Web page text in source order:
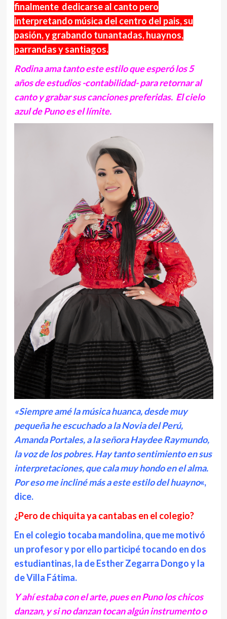
finalmente dedicarse al canto pero
interpretando música del centro del pais, su
pasión, y grabando tunantadas, huaynos,
parrandas y santiagos.
Rodina ama tanto este estilo que esperó los 5
años de estudios -contabilidad- para retornar al
canto y grabar sus canciones preferidas. El cielo
azul de Puno es el límite.
«Siempre amé la música huanca, desde muy
pequeña he escuchado a la Novia del Perú,
Amanda Portales, a la señora Haydee Raymundo,
la voz de los pobres. Hay tanto sentimiento en sus
interpretaciones, que cala muy hondo en el alma.
Por eso me incliné más a este estilo del huayno«,
dice.
¿Pero de chiquita ya cantabas en el colegio?
En el colegio tocaba mandolina, que me motivó
un profesor y por ello participé tocando en dos
estudiantinas, la de Esther Zegarra Dongo y la
de Villa Fátima.
Y ahí estaba con el arte, pues en Puno los chicos
danzan, y si no danzan tocan algún instrumento o